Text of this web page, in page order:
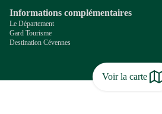
Voir la carte
Informations complémentaires
Le Département
Gard Tourisme
Destination Cévennes